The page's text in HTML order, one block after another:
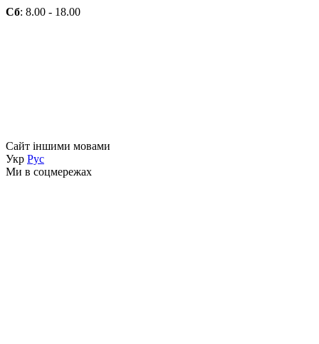
Сб: 8.00 - 18.00
Сайт іншими мовами
Укр Рус
Ми в соцмережах